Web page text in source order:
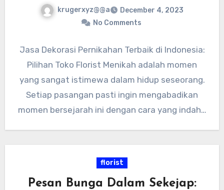
krugerxyz@@a
December 4, 2023
No Comments
Jasa Dekorasi Pernikahan Terbaik di Indonesia:
Pilihan Toko Florist Menikah adalah momen
yang sangat istimewa dalam hidup seseorang.
Setiap pasangan pasti ingin mengabadikan
momen bersejarah ini dengan cara yang indah…
florist
Pesan Bunga Dalam Sekejap: